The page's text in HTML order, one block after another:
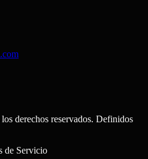
derechos reservados. Definidos
de Servicio